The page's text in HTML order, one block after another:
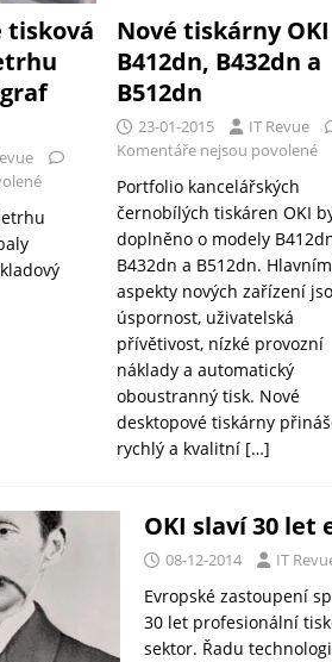
tisková
Nové tiskárny OKI
B412dn, B432dn a
B512dn
23-01-2015
IT Revue
Komentáře nejsou povolené
Portfolio kancelářských
černobílých tiskáren OKI
doplněno o modely
B432dn a B512dn.
aspekty nových zařízení
úspornost, uživatelská
přívětivost, nízké provozní
náklady a automatický
oboustranný tisk. Nové
desktopové tiskárny
rychlý a kvalitní […]
OKI slaví 30 let
08-12-2014 IT
Evropské zastoupení
30 let profesionální
sektor. Řadu